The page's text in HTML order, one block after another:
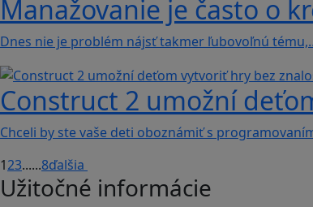
Manažovanie je často o
Dnes nie je problém nájsť takmer ľubovoľnú
Construct 2 umožní
Chceli by ste vaše deti oboznámiť s
123......8ďalšia
Užitočné informácie